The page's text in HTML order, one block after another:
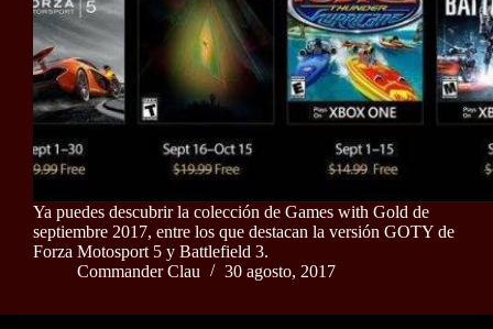
Ya puedes descubrir la colección de Games with Gold de
septiembre 2017, entre los que destacan la versión GOTY de
Forza Motosport 5 y Battlefield 3.
Commander Clau
30 agosto, 2017